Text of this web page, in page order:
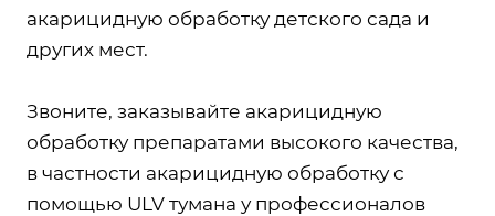
акарицидную обработку детского сада и
других мест.
Звоните, заказывайте акарицидную
обработку препаратами высокого качества,
в частности акарицидную обработку с
помощью ULV тумана у профессионалов